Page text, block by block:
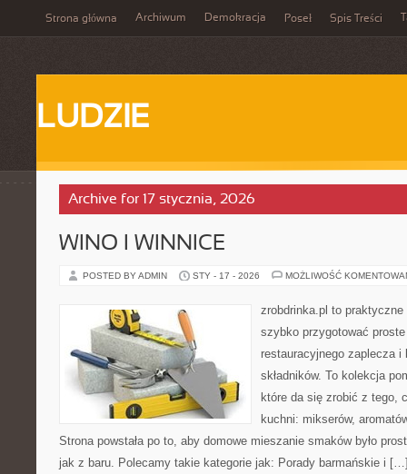
Strona główna Archiwum Demokracja Poseł Spis Treści
LUDZIE
Archive for 17 stycznia, 2026
WINO I WINNICE
POSTED BY ADMIN STY - 17 - 2026 MOŻLIWOŚĆ
zrobdrinka.pl to
szybko przygotować
restauracyjnego zaplecza
składników. To kolekcja
które da się zrobić z tego,
kuchni: mikserów,
Strona powstała po to, aby domowe mieszanie smaków było
jak z baru. Polecamy takie kategorie jak: Porady barmańskie i